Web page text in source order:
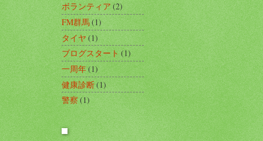
ボランティア(2)
FM群馬(1)
タイヤ(1)
ブログスタート(1)
一周年(1)
健康診断(1)
警察 (1)